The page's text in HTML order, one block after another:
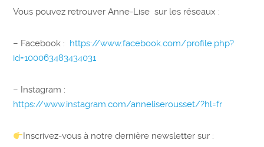
Vous pouvez retrouver Anne-Lise sur les réseaux :
– Facebook : https://www.facebook.com/profile.php?
id=100063483434031
– Instagram :
https://www.instagram.com/anneliserousset/?hl=fr
Inscrivez-vous à notre dernière newsletter sur :